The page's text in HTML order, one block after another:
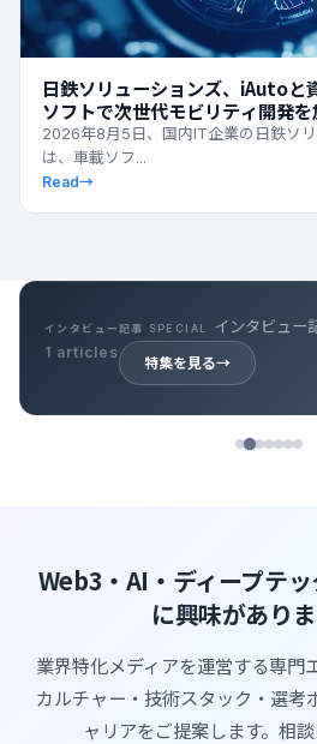
日鉄ソリューションズ、iAuto
ソフトで次世代モビリティ開発を
2026年8月5日、国内IT企業の日鉄ソリ
は、車載ソフ...
Read→
インタビュー記事 SPECIAL インタビュー
1 articles
特集を見る→
Web3・AI・ディープテ
に興味があり
業界特化メディアを運営する専門
カルチャー・技術スタック・選考
ャリアをご提案します。相談